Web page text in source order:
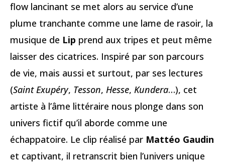
flow lancinant se met alors au service d’une
plume tranchante comme une lame de rasoir, la
musique de Lip prend aux tripes et peut même
laisser des cicatrices. Inspiré par son parcours
de vie, mais aussi et surtout, par ses lectures
(Saint Exupéry, Tesson, Hesse, Kundera…), cet
artiste à l’âme littéraire nous plonge dans son
univers fictif qu’il aborde comme une
échappatoire. Le clip réalisé par Mattéo Gaudin
et captivant, il retranscrit bien l’univers unique